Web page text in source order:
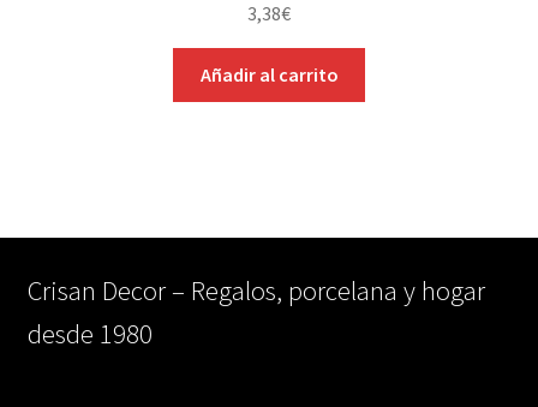
3,38€
Añadir al carrito
Crisan Decor – Regalos, porcelana y hogar
desde 1980